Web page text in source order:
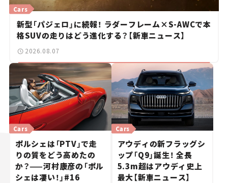
Cars
新型「パジェロ」に続報！ ラダーフレーム×S-AWCで本
格SUVの走りはどう進化する？【新車ニュース】
2026.08.07
Cars
ポルシェは「PTV」で走
りの質をどう高めたの
か？——河村康彦の「ポル
シェは凄い！」#16
Cars
アウディの新フラッグシ
ップ「Q9」誕生！ 全長
5.3m超はアウディ史上
最大【新車ニュース】